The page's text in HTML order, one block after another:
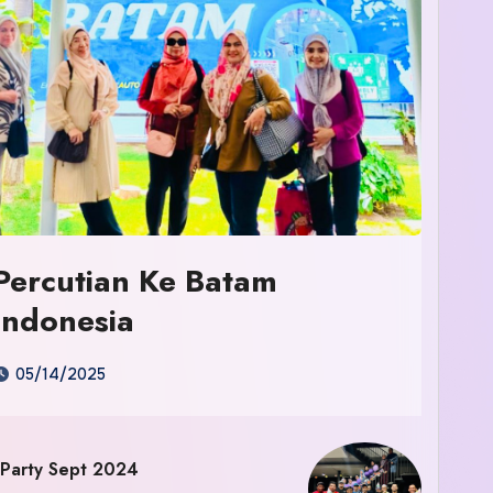
Ke Batam
05/14/2025
Sept 2024